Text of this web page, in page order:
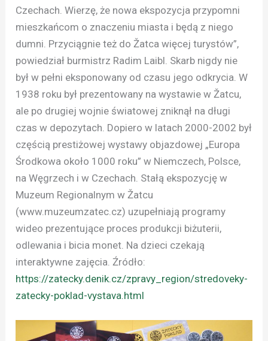
Czechach. Wierzę, że nowa ekspozycja przypomni
mieszkańcom o znaczeniu miasta i będą z niego
dumni. Przyciągnie też do Žatca więcej turystów”,
powiedział burmistrz Radim Laibl. Skarb nigdy nie
był w pełni eksponowany od czasu jego odkrycia. W
1938 roku był prezentowany na wystawie w Žatcu,
ale po drugiej wojnie światowej zniknął na długi
czas w depozytach. Dopiero w latach 2000-2002 był
częścią prestiżowej wystawy objazdowej „Europa
Środkowa około 1000 roku” w Niemczech, Polsce,
na Węgrzech i w Czechach. Stałą ekspozycję w
Muzeum Regionalnym w Žatcu
(www.muzeumzatec.cz) uzupełniają programy
wideo prezentujące proces produkcji biżuterii,
odlewania i bicia monet. Na dzieci czekają
interaktywne zajęcia. Źródło:
https://zatecky.denik.cz/zpravy_region/stredoveky-
zatecky-poklad-vystava.html